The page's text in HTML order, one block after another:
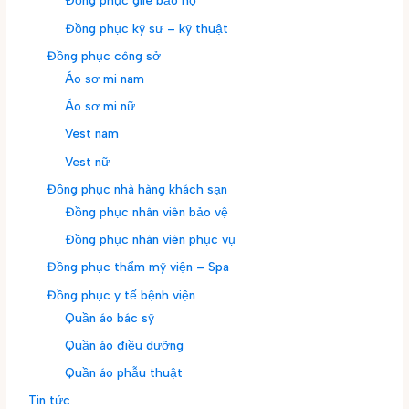
Đồng phục kỹ sư – kỹ thuật
Đồng phục công sở
Áo sơ mi nam
Áo sơ mi nữ
Vest nam
Vest nữ
Đồng phục nhà hàng khách sạn
Đồng phục nhân viên bảo vệ
Đồng phục nhân viên phục vụ
Đồng phục thẩm mỹ viện – Spa
Đồng phục y tế bệnh viện
Quần áo bác sỹ
Quần áo điều dưỡng
Quần áo phẫu thuật
Tin tức